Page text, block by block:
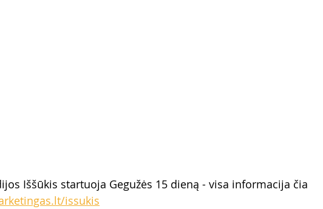
Iššūkis startuoja Gegužės 15 dieną - visa informacija čia
issukis